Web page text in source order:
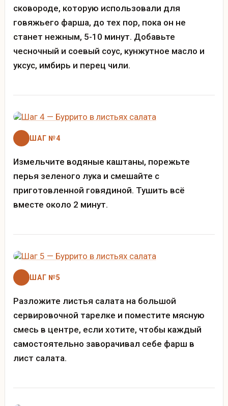
сковороде, которую использовали для
говяжьего фарша, до тех пор, пока он не
станет нежным, 5-10 минут. Добавьте
чесночный и соевый соус, кунжутное масло и
уксус, имбирь и перец чили.
ШАГ №4
Измельчите водяные каштаны, порежьте
перья зеленого лука и смешайте с
приготовленной говядиной. Тушить всё
вместе около 2 минут.
ШАГ №5
Разложите листья салата на большой
сервировочной тарелке и поместите мясную
смесь в центре, если хотите, чтобы каждый
самостоятельно заворачивал себе фарш в
лист салата.